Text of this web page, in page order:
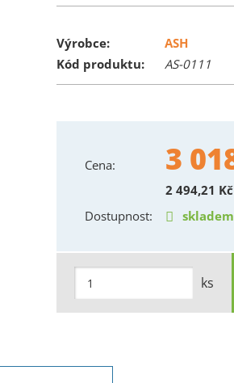
Výrobce:
ASH
Kód produktu:
AS-0111
Cena: 3
2 494,21 Kč
Dostupnost:
skladem
ks